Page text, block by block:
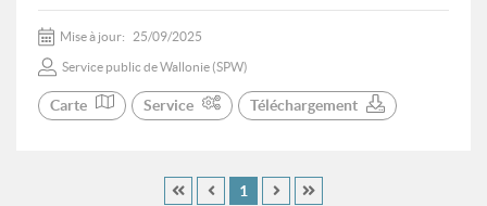
Mise à jour: 25/09/2025
Service public de Wallonie (SPW)
Carte Service Téléchargement
1